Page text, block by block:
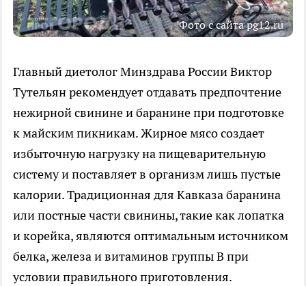
Фото с сайта pg12.ru
Главный диетолог Минздрава России Виктор
Тутельян рекомендует отдавать предпочтение
нежирной свинине и баранине при подготовке
к майским пикникам. Жирное мясо создает
избыточную нагрузку на пищеварительную
систему и поставляет в организм лишь пустые
калории. Традиционная для Кавказа баранина
или постные части свинины, такие как лопатка
и корейка, являются оптимальным источником
белка, железа и витаминов группы B при
условии правильного приготовления.